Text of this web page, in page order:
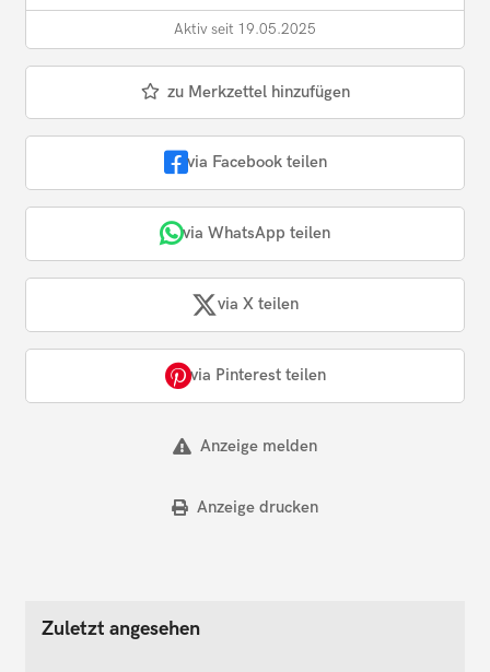
Aktiv seit 19.05.2025
zu Merkzettel hinzufügen
via Facebook teilen
via WhatsApp teilen
via X teilen
via Pinterest teilen
Anzeige melden
Anzeige drucken
Zuletzt angesehen